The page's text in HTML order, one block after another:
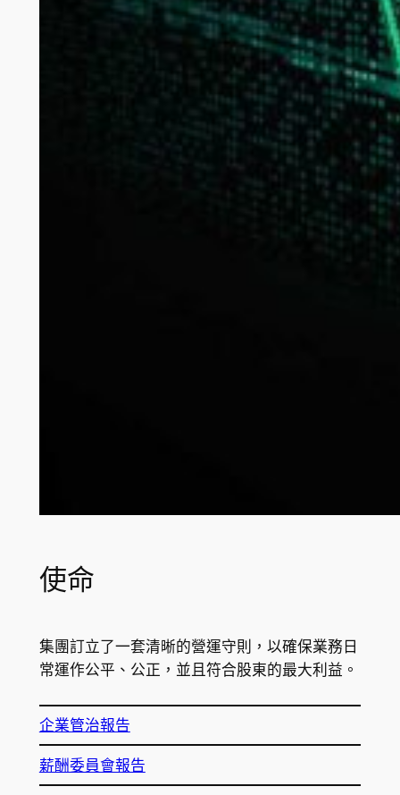
使命
集團訂立了一套清晰的營運守則，以確保業務日
常運作公平、公正，並且符合股東的最大利益。
企業管治報告
薪酬委員會報告